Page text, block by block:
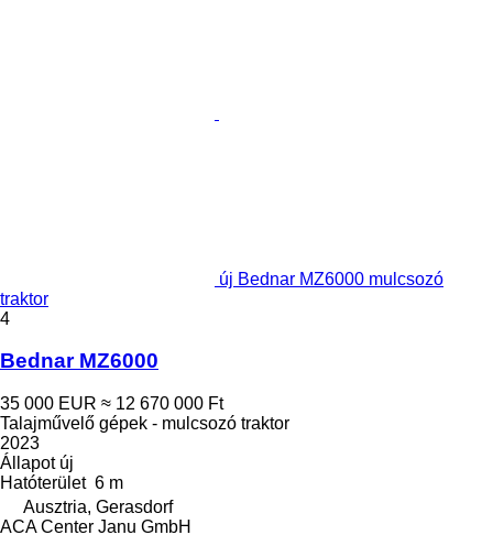
új Bednar MZ6000 mulcsozó
traktor
4
Bednar MZ6000
35 000 EUR ≈ 12 670 000 Ft
Talajművelő gépek - mulcsozó traktor
2023
Állapotúj
Hatóterület 6 m
Ausztria, Gerasdorf
ACA Center Janu GmbH